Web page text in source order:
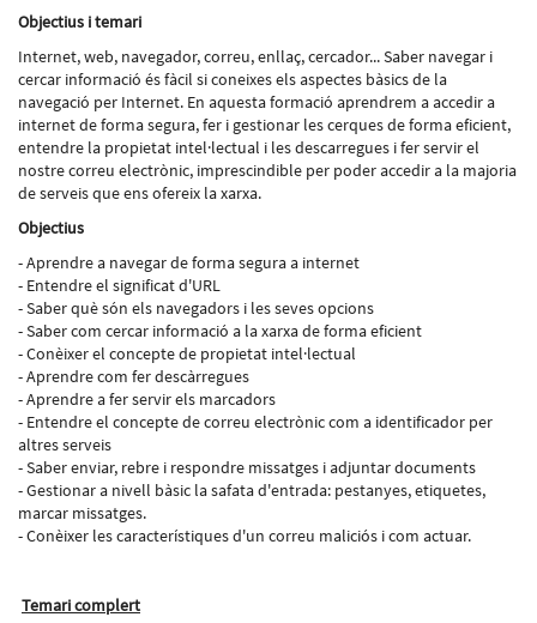
Objectius i temari
Internet, web, navegador, correu, enllaç, cercador... Saber navegar i
cercar informació és fàcil si coneixes els aspectes bàsics de la
navegació per Internet. En aquesta formació aprendrem a accedir a
internet de forma segura, fer i gestionar les cerques de forma eficient,
entendre la propietat intel·lectual i les descarregues i fer servir el
nostre correu electrònic, imprescindible per poder accedir a la majoria
de serveis que ens ofereix la xarxa.
Objectius
- Aprendre a navegar de forma segura a internet
- Entendre el significat d'URL
- Saber què són els navegadors i les seves opcions
- Saber com cercar informació a la xarxa de forma eficient
- Conèixer el concepte de propietat intel·lectual
- Aprendre com fer descàrregues
- Aprendre a fer servir els marcadors
- Entendre el concepte de correu electrònic com a identificador per
altres serveis
- Saber enviar, rebre i respondre missatges i adjuntar documents
- Gestionar a nivell bàsic la safata d'entrada: pestanyes, etiquetes,
marcar missatges.
- Conèixer les característiques d'un correu maliciós i com actuar.
Temari complert